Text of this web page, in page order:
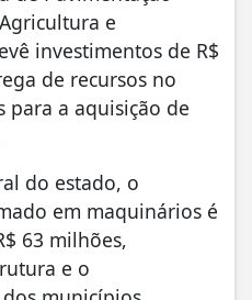
e
investimentos de R$
de recursos no
para a aquisição de
do estado, o
em maquinários é
63 milhões,
e o